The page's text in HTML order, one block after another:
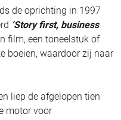
de oprichting in 1997
‘Story first, business
film, een toneelstuk of
boeien, waardoor zij naar
liep de afgelopen tien
motor voor